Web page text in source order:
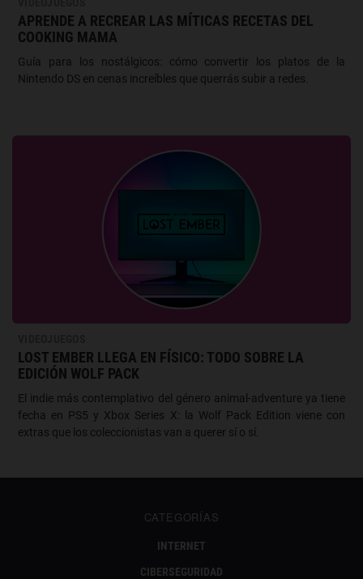
APRENDE A RECREAR LAS MÍTICAS RECETAS DEL
COOKING MAMA
Guía para los nostálgicos: cómo convertir los platos de la
Nintendo DS en cenas increíbles que querrás subir a redes.
LOST EMBER LLEGA EN FÍSICO: TODO SOBRE LA
EDICIÓN WOLF PACK
El indie más contemplativo del género animal-adventure ya tiene
fecha en PS5 y Xbox Series X: la Wolf Pack Edition viene con
extras que los coleccionistas van a querer sí o sí.
CATEGORÍAS
INTERNET
CIBERSEGURIDAD